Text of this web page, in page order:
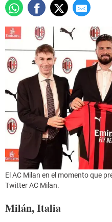
El AC Milan en el momento que
Twitter AC Milan.
Milán, Italia